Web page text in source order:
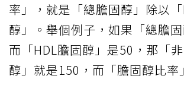
率」，就是「總膽固醇」除以
醇」。舉個例子，如果「總膽
而「HDL膽固醇」是50，那「
醇」就是150，而「膽固醇比率